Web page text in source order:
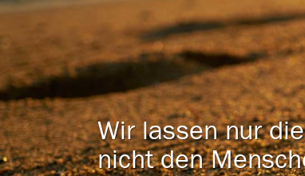
Wir lassen nur
nicht den